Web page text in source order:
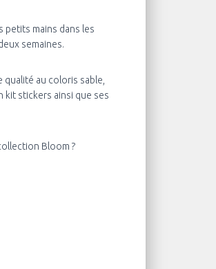
petits mains dans les
semaines.
au coloris sable,
kit stickers ainsi que ses
Bloom ?